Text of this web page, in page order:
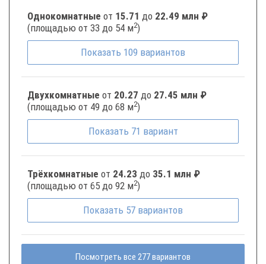
Однокомнатные от 15.71 до 22.49 млн ₽
(площадью от 33 до 54 м2)
Показать 109 вариантов
Двухкомнатные от 20.27 до 27.45 млн ₽
(площадью от 49 до 68 м2)
Показать 71 вариант
Трёхкомнатные от 24.23 до 35.1 млн ₽
(площадью от 65 до 92 м2)
Показать 57 вариантов
Посмотреть все 277 вариантов